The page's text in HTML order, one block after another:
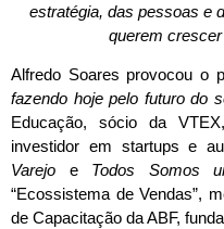
estratégia, das pessoas e
querem
Alfredo Soares provocou o
fazendo hoje pelo futuro do
Educação, sócio da
investidor em startups e
Varejo e Todos Somos
“Ecossistema de Vendas”,
de Capacitação da ABF,